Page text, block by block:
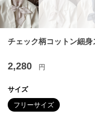
チェック柄コットン細身
2,280 円
サイズ
フリーサイズ